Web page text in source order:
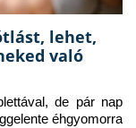
lehet,
való
de pár nap
éhgyomorra